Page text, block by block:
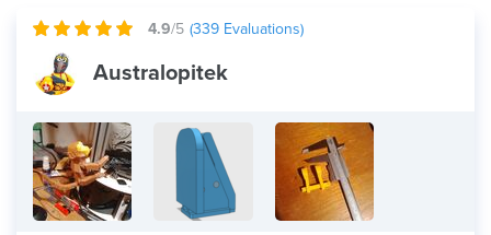
4.9/5 (339 Evaluations)
Australopitek